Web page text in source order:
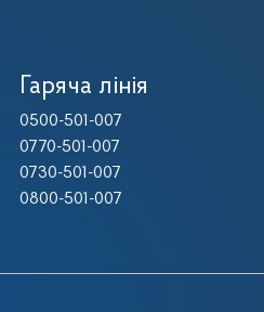
Гаряча лінія
0500-501-007
0770-501-007
0730-501-007
0800-501-007